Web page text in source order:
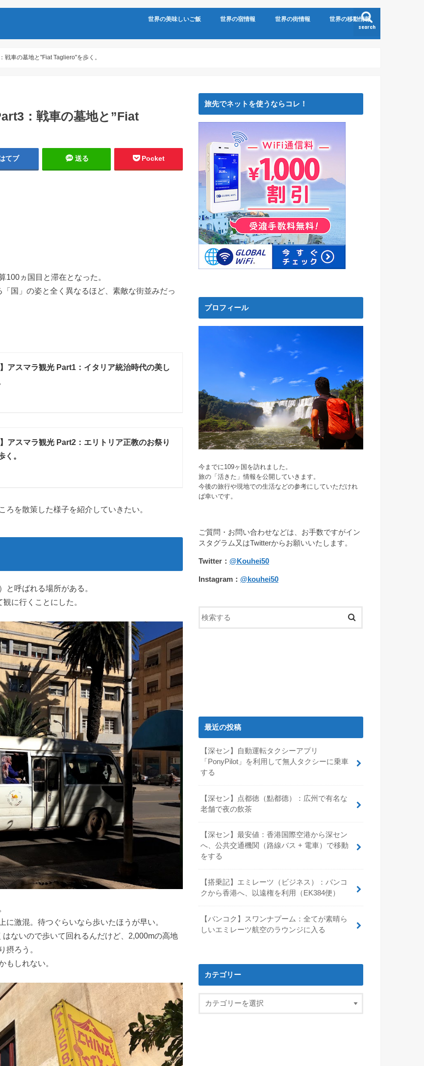
search
世界の美味しいご飯 世界の宿情報 世界の街情報 世界の移動情報
戦車の墓地と"Fiat Tagliero"を歩く。
：戦車の墓地と”Fiat
てブ 送る Pocket
100ヵ国目と滞在となった。
国」の姿と全く異なるほど、素敵な街並みだっ
】アスマラ観光 Part1：イタリア統治時代の美し
】アスマラ観光 Part2：エリトリア正教のお祭り
く。
を散策した様子を紹介していきたい。
と呼ばれる場所がある。
に行くことにした。
激混。待つぐらいなら歩いたほうが早い。
ないので歩いて回れるんだけど、2,000mの高地
摂ろう。
もしれない。
旅先でネットを使うならコレ！
プロフィール
今までに109ヶ国を訪れました。
旅の「活きた」情報を公開していきます。
今後の旅行や現地での生活などの参考にしていただけれ
ば幸いです。
ご質問・お問い合わせなどは、お手数ですがイン
スタグラム又はTwitterからお願いいたします。
Twitter： @Kouhei50
Instagram： @kouhei50
最近の投稿
【深セン】自動運転タクシーアプリ
「PonyPilot」を利用して無人タクシーに乗車
する
【深セン】点都徳（點都德）：広州で有名な
老舗で夜の飲茶
【深セン】最安値：香港国際空港から深セン
へ、公共交通機関（路線バス + 電車）で移動
をする
【搭乗記】エミレーツ（ビジネス）：バンコ
クから香港へ、以遠権を利用（EK384便）
【バンコク】スワンナプーム：全てが素晴ら
しいエミレーツ航空のラウンジに入る
カテゴリー